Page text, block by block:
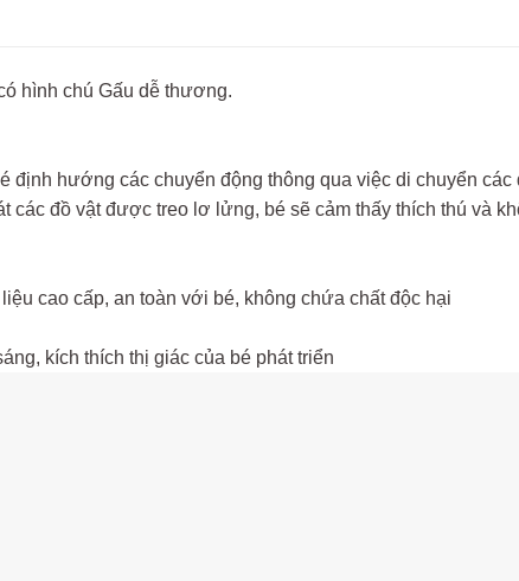
hình chú Gấu dễ thương.
định hướng các chuyển động thông qua việc di chuyển các
các đồ vật được treo lơ lửng, bé sẽ cảm thấy thích thú và
cao cấp, an toàn với bé, không chứa chất độc hại
kích thích thị giác của bé phát triển